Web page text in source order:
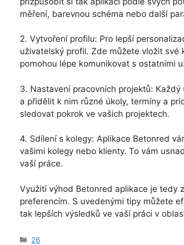
měření, barevnou schéma nebo další
2. Vytvoření profilu: Pro lepší
uživatelský profil. Zde můžete vložit
pomohou lépe komunikovat s ostatními
3. Nastavení pracovních projektů:
a přidělit k nim různé úkoly, termíny a
sledovat pokrok ve vašich projektech.
4. Sdílení s kolegy: Aplikace Betonred
vašimi kolegy nebo klienty. To vám
vaší práce.
Využití výhod Betonred aplikace je tedy
preferencím. S uvedenými tipy můžete
tak lepších výsledků ve vaší práci v
26